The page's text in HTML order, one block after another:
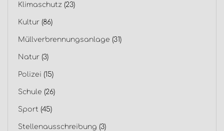
Klimaschutz (23)
Kultur (86)
Müllverbrennungsanlage (31)
Natur (3)
Polizei (15)
Schule (26)
Sport (45)
Stellenausschreibung (3)